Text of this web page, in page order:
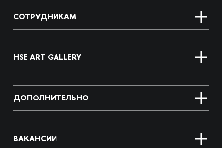
СОТРУДНИКАМ
HSE ART GALLERY
ДОПОЛНИТЕЛЬНО
ВАКАНСИИ